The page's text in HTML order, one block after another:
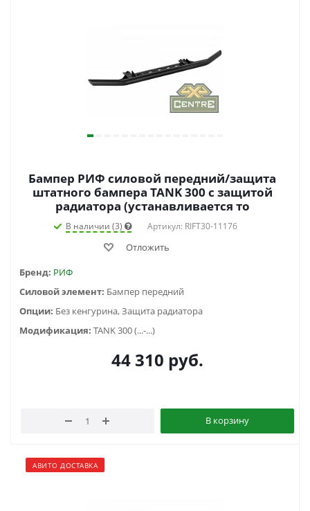
Бампер РИФ силовой передний/защита
штатного бампера TANK 300 c защитой
радиатора (устанавливается то
В наличии (3) Артикул: RIFT30-11176
Отложить
Бренд: РИФ
Силовой элемент: Бампер передний
Опции: Без кенгурина, Защита радиатора
Модификация: TANK 300 (...-...)
44 310 руб.
В корзину
АВИТО ДОСТАВКА